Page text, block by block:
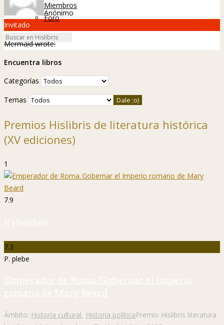
Miembros
Foro
Anónimo
Invitado
Mermaid wrote:
Encuentra libros
Categorías
Temas
Premios Hislibris de literatura histórica
(XV ediciones)
1
7.9
P. Hislibris
7.3
P. plebe
Emperador de Roma. Gobernar el Imperio
romano de Mary Beard
Ámbito: Historia cultural, Historia políticaPremio Hislibris literatura